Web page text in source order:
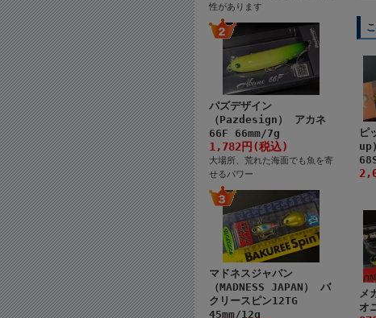
性があります
パズデザイン
（Pazdesign） アカネ
66F 66mm/7g
1,782円(税込)
大場所、荒れた海面でも魚を寄
せるパワー
マドネスジャパン
（MADNESS JAPAN） バ
クリースピン12TG
45mm/12g
ピ
up
メ
オ